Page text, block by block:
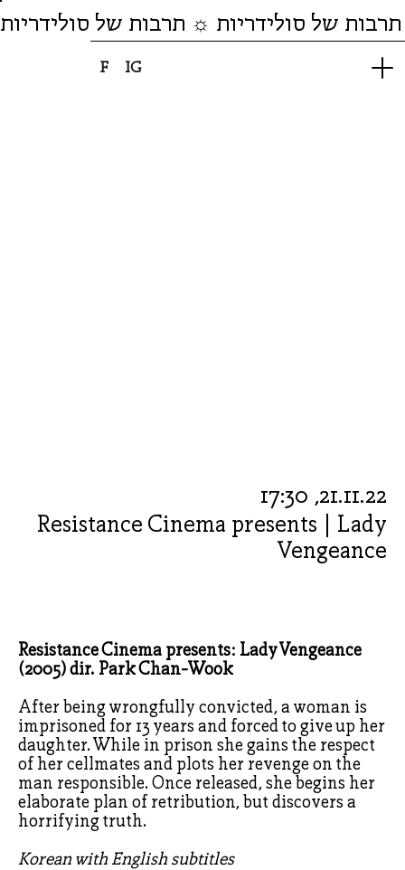
F IG
של סולידריות ☼ תרבות של סולידריות
Resistance Cinema presents | Lady
Vengeance
21.11.22, 17:30
Resistance Cinema presents: Lady Vengeance
(2005) dir. Park Chan-Wook
After being wrongfully convicted, a woman is
imprisoned for 13 years and forced to give up her
daughter. While in prison she gains the respect
of her cellmates and plots her revenge on the
man responsible. Once released, she begins her
elaborate plan of retribution, but discovers a
horrifying truth.
Korean with English subtitles